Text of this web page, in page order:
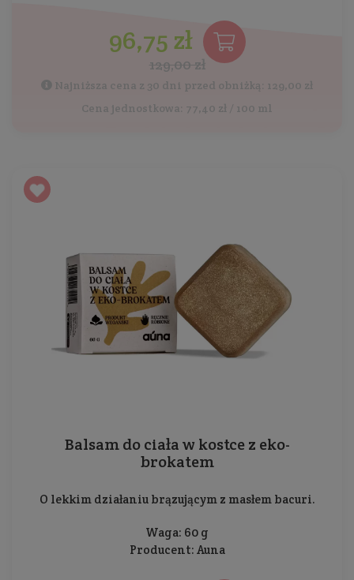
96,75 zł
129,00 zł
Najniższa cena z 30 dni przed obniżką: 129,00 zł
Cena jednostkowa: 77,40 zł / 100 ml
Balsam do ciała w kostce z eko-
brokatem
O lekkim działaniu brązującym z masłem bacuri.
Waga: 60 g
Producent: Auna